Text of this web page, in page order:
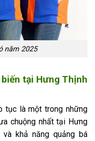
năm 2025
tại Hưng Thịnh
tục là một trong những
chuộng nhất tại Hưng
khả năng quảng bá